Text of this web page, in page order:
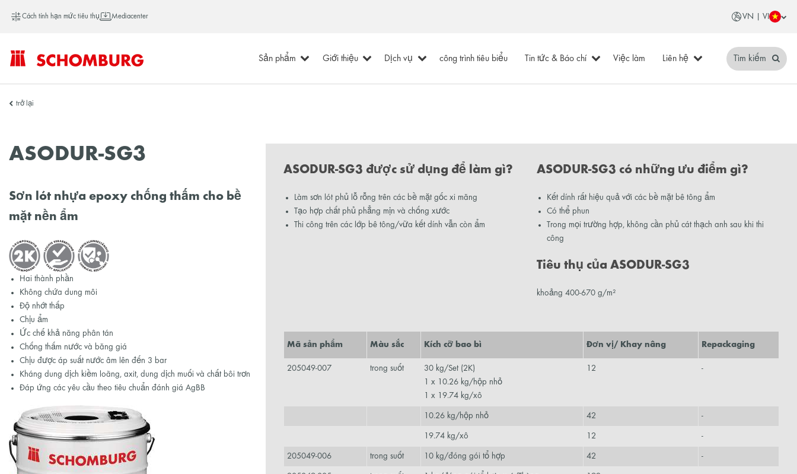
Cách tính hạn mức tiêu thụ Mediacenter VN | VI
SCHOMBURG
Sản phẩm Giới thiệu Dịch vụ công trình tiêu biểu Tin tức & Báo chí Việc làm Liên hệ Tìm kiếm
trở lại
ASODUR-SG3
Sơn lót nhựa epoxy chống thấm cho bề
mặt nền ẩm
Hai thành phần
Không chứa dung môi
Độ nhớt thấp
Chịu ẩm
Ức chế khả năng phân tán
Chống thấm nước và băng giá
Chịu được áp suất nước âm lên đến 3 bar
Kháng dung dịch kiềm loãng, axit, dung dịch muối và chất bôi trơn
Đáp ứng các yêu cầu theo tiêu chuẩn đánh giá AgBB
ASODUR-SG3 được sử dụng để làm gì?
Làm sơn lót phủ lỗ rỗng trên các bề mặt gốc xi măng
Tạo hợp chất phủ phẳng mịn và chống xước
Thi công trên các lớp bê tông/vữa kết dính vẫn còn ẩm
ASODUR-SG3 có những ưu điểm gì?
Kết dính rất hiệu quả với các bề mặt bê tông ẩm
Có thể phun
Trong mọi trường hợp, không cần phủ cát thạch anh sau khi thi
công
Tiêu thụ của ASODUR-SG3
khoảng 400-670 g/m²
Mã sản phẩm Màu sắc Kích cỡ bao bì Đơn vị/ Khay nâng Repackaging
205049-007 trong suốt
30 kg/Set (2K)
1 x 10.26 kg/hộp nhỏ
1 x 19.74 kg/xô
12 -
10.26 kg/hộp nhỏ 42 -
19.74 kg/xô 12 -
205049-006 trong suốt 10 kg/đóng gói tổ hợp 42 -